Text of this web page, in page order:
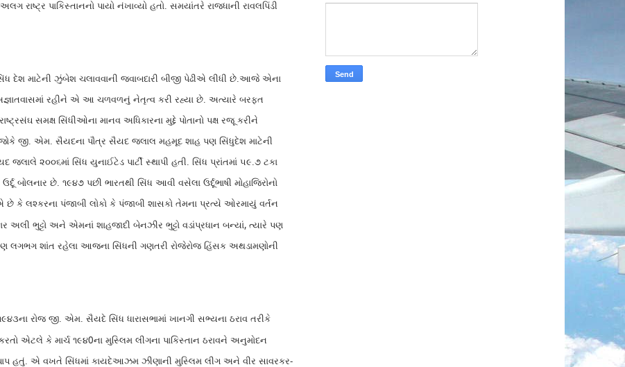
રાષ્ટ્ર પાકિસ્તાનનો પાયો નંખાવ્યો હતો. સમયાંતરે રાજધાની રાવલપિંડી
દેશ માટેની ઝુંબેશ ચલાવવાની જવાબદારી બીજી પેઢીએ લીધી છે.આજે એના
રહીને એ આ ચળવળનું નેતૃત્વ કરી રહ્યા છે. અત્યારે બરફત
સમક્ષ સિંધીઓના માનવ અધિકારના મુદ્દે પોતાનો પક્ષ રજૂ કરીને
જોકે જી. એમ. સૈયદના પૌત્ર સૈયદ જલાલ મહમૂદ શાહ પણ સિંધુદેશ માટેની
૨૦૦૬માં સિંધ યુનાઈટેડ પાર્ટી સ્થાપી હતી. સિંધ પ્રાંતમાં ૫૯.૭ ટકા
બોલનાર છે. ૧૯૪૭ પછી ભારતથી સિંધ આવી વસેલા ઉર્દૂભાષી મોહાજિરોનો
કે લશ્કરના પંજાબી લોકો કે પંજાબી શાસકો તેમના પ્રત્યે ઓરમાયું વર્તન
અલી ભુટ્ટો અને એમનાં શાહજાદી બેનઝીર ભુટ્ટો વડાંપ્રધાન બન્યાં, ત્યારે પણ
લગભગ શાંત રહેલા આજના સિંધની ગણતરી રોજેરોજ હિંસક અથડામણોની
રોજ જી. એમ. સૈયદે સિંધ ધારાસભામાં ખાનગી સભ્યના ઠરાવ તરીકે
એટલે કે માર્ચ ૧૯૪0ના મુસ્લિમ લીગના પાકિસ્તાન ઠરાવને અનુમોદન
હતું. એ વખતે સિંધમાં કાયદેઆઝમ ઝીણાની મુસ્લિમ લીગ અને વીર સાવરકર-